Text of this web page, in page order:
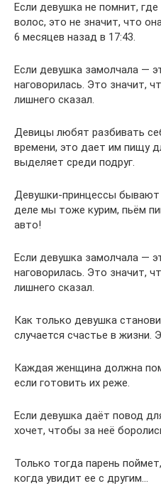
Если девушка не помнит,
волос, это не значит, что
6 месяцев назад в 17:43.
Если девушка замолчала —
наговорилась. Это значит,
лишнего сказал.
Девицы любят разбивать
времени, это дает им пищу
выделяет среди подруг.
Девушки-принцессы бывают
деле мы тоже курим, пьём
авто!
Если девушка замолчала —
наговорилась. Это значит,
лишнего сказал.
Как только девушка
случается счастье в жизни.
Каждая женщина должна
если готовить их реже.
Если девушка даёт повод
хочет, чтобы за неё
Только тогда парень
когда увидит ее с другим…